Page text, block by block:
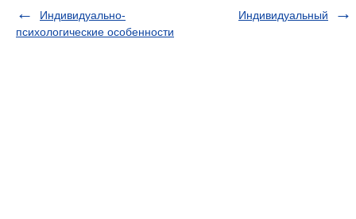
Индивидуально-
психологические особенности
Индивидуальный